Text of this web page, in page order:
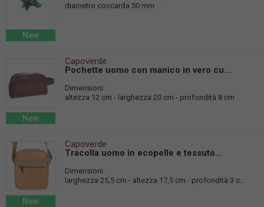
New
diametro coccarda 50 mm
New
Capoverde
Pochette uomo con manico in vero cu...
Dimensioni:
altezza 12 cm - larghezza 20 cm - profondità 8 cm
New
Capoverde
Tracolla uomo in ecopelle e tessuto...
Dimensioni:
larghezza 25,5 cm - altezza 17,5 cm - profondità 3 c...